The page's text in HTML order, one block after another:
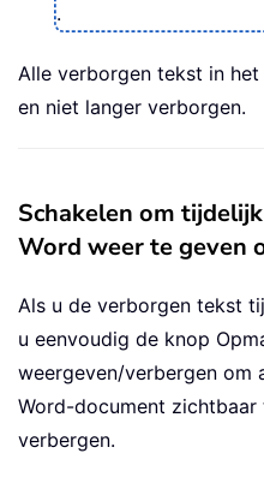
.
Alle verborgen tekst in
en niet langer verborgen.
Schakelen om
Word weer te geven
Als u de verborgen tekst
u eenvoudig de knop
weergeven/verbergen om
Word-document
verbergen.